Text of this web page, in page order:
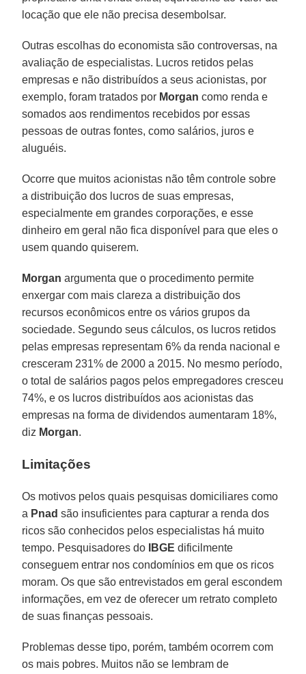
locação que ele não precisa desembolsar.
Outras escolhas do economista são controversas, na
avaliação de especialistas. Lucros retidos pelas
empresas e não distribuídos a seus acionistas, por
exemplo, foram tratados por Morgan como renda e
somados aos rendimentos recebidos por essas
pessoas de outras fontes, como salários, juros e
aluguéis.
Ocorre que muitos acionistas não têm controle sobre
a distribuição dos lucros de suas empresas,
especialmente em grandes corporações, e esse
dinheiro em geral não fica disponível para que eles o
usem quando quiserem.
Morgan argumenta que o procedimento permite
enxergar com mais clareza a distribuição dos
recursos econômicos entre os vários grupos da
sociedade. Segundo seus cálculos, os lucros retidos
pelas empresas representam 6% da renda nacional e
cresceram 231% de 2000 a 2015. No mesmo período,
o total de salários pagos pelos empregadores cresceu
74%, e os lucros distribuídos aos acionistas das
empresas na forma de dividendos aumentaram 18%,
diz Morgan.
Limitações
Os motivos pelos quais pesquisas domiciliares como
a Pnad são insuficientes para capturar a renda dos
ricos são conhecidos pelos especialistas há muito
tempo. Pesquisadores do
IBGE dificilmente
conseguem entrar nos condomínios em que os ricos
moram. Os que são entrevistados em geral escondem
informações, em vez de oferecer um retrato completo
de suas finanças pessoais.
Problemas desse tipo, porém, também ocorrem com
os mais pobres. Muitos não se lembram de